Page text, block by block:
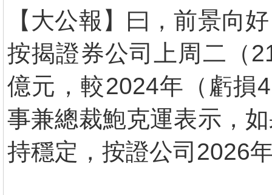
【大公報】曰，前景向
按揭證券公司上周二（
億元，較2024年（虧損
事兼總裁鮑克運表示，
持穩定，按證公司2026